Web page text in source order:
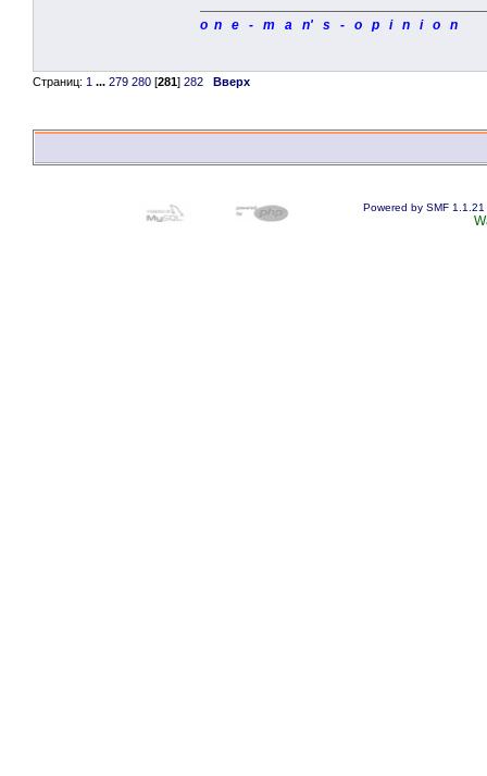
o n e - m a n' s - o p i n i o n
Страниц: 1 ... 279 280 [281] 282 Вверх
Powered by SMF 1.1.21